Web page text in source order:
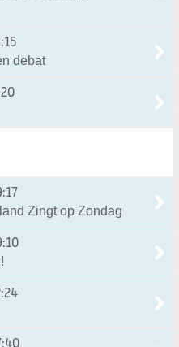
debat
Zingt op Zondag